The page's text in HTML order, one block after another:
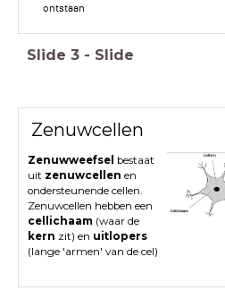
ontstaan
Slide 3 - Slide
Zenuwcellen
Zenuwweefsel bestaat
uit zenuwcellen en
ondersteunende cellen.
Zenuwcellen hebben een
cellichaam (waar de
kern zit) en uitlopers
(lange 'armen' van de cel)